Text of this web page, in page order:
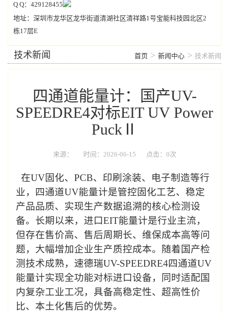
Q Q：429128455
地址：深圳市龙华区龙华街道清湖社区清祥路1号宝能科技园北区2
栋17层E
技术新闻 首页 > 新闻中心 > 技术新闻
四通道能量计：国产UV-
SPEEDRE4对标EIT UV Power
PuckⅡ
来源： 时间：2026-06-15 点击：0次
在UV固化、 PCB、印刷涂装、电子制造等行
业，四通道UV能量计是管控固化工艺、稳定
产品品质、实现生产数据追溯的核心检测设
备。长期以来，进口EIT能量计是行业主流，
但存在售价高、售后周期长、维保成本高等问
题，大幅增加企业生产质控成本。随着国产检
测技术成熟，速德瑞UV-SPEEDRE4四通道UV
能量计实现全功能对标进口设备，同时适配国
内复杂工业工况， 具备高稳定性、超高性价
比、本土化售后的优势。